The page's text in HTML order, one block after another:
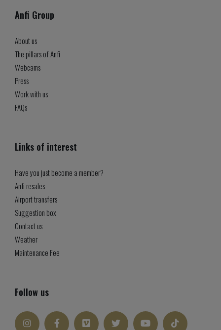
Anfi Group
About us
The pillars of Anfi
Webcams
Press
Work with us
FAQs
Links of interest
Have you just become a member?
Anfi resales
Airport transfers
Suggestion box
Contact us
Weather
Maintenance Fee
Follow us